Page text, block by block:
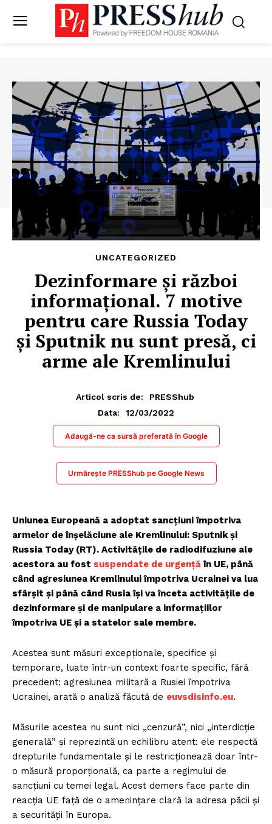
UNCATEGORIZED
Dezinformare și război
informațional. 7 motive
pentru care Russia Today
și Sputnik nu sunt presă, ci
arme ale Kremlinului
Articol scris de:
PRESShub
Data:
12/03/2022
Adaugă-ne ca sursă preferată în Google
Urmărește PRESShub pe Google News
Uniunea Europeană a adoptat sancțiuni împotriva
armelor de înșelăciune ale Kremlinului: Sputnik și
Russia Today (RT). Activitățile de radiodifuziune ale
acestora au fost suspendate de urgențăîn UE, până
când agresiunea Kremlinului împotriva Ucrainei va lua
sfârșit și până când Rusia își va înceta activitățile de
dezinformare și de manipulare a informațiilor
împotriva UE și a statelor sale membre.
Acestea sunt măsuri excepționale, specifice și
temporare, luate într-un context foarte specific, fără
precedent: agresiunea militară a Rusiei împotriva
Ucrainei, arată o analiză făcută de euvsdisinfo.eu.
Măsurile acestea nu sunt nici „cenzură”, nici „interdicție
generală” și reprezintă un echilibru atent: ele respectă
drepturile fundamentale și le restricționează doar într-
o măsură proporțională, ca parte a regimului de
sancțiuni cu temei legal. Acest demers face parte din
reacția UE față de o amenințare clară la adresa păcii și
a securității în Europa.